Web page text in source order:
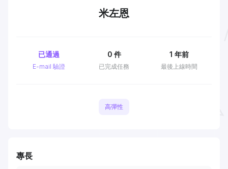
米左恩
E-mail 驗證
已通過
已完成任務
0 件
最後上線時間
1 年前
高彈性
專長